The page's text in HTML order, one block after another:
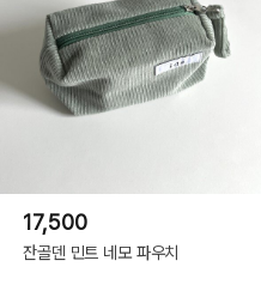
17,500
잔골덴 민트 네모 파우치